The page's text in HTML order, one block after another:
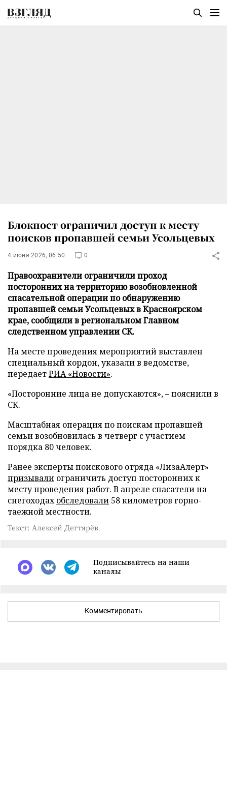
Блокпост ограничил доступ к месту
поисков пропавшей семьи Усольцевых
4 июня 2026, 06:50 0
Правоохранители ограничили проход
посторонних на территорию возобновленной
спасательной операции по обнаружению
пропавшей семьи Усольцевых в Красноярском
крае, сообщили в региональном Главном
следственном управлении СК.
На месте проведения мероприятий выставлен
специальный кордон, указали в ведомстве,
передаетРИА «Новости».
«Посторонние лица не допускаются», – пояснили в
СК.
Масштабная операция по поискам пропавшей
семьи возобновилась в четверг с участием
порядка 80 человек.
Ранее эксперты поискового отряда «ЛизаАлерт»
призывали ограничить доступ посторонних к
месту проведения работ. В апреле спасатели на
снегоходахобследовали 58 километров горно-
таежной местности.
Текст: Алексей Дегтярёв
Подписывайтесь на наши
каналы
Комментировать